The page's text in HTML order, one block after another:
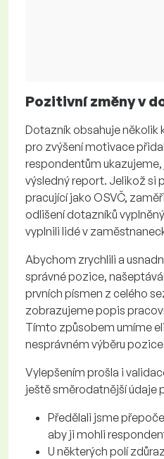
Pozitivní změny v
Dotazník obsahuje několik
pro zvýšení motivace
respondentům
výsledný report. Jelikož si
pracující jako OSVČ,
odlišení dotazníků
vyplnili lidé v
Abychom zrychlili a
správné pozice,
prvních písmen z celého
zobrazujeme popis
Tímto způsobem umíme
nesprávném výběru
Vylepšením prošla i
ještě směrodatnější údaje
Předělali jsme
aby ji mohli
U některých polí